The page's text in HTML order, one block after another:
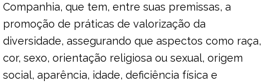
Companhia, que tem, entre suas premissas, a
promoção de práticas de valorização da
diversidade, assegurando que aspectos como raça,
cor, sexo, orientação religiosa ou sexual, origem
social, aparência, idade, deficiência física e